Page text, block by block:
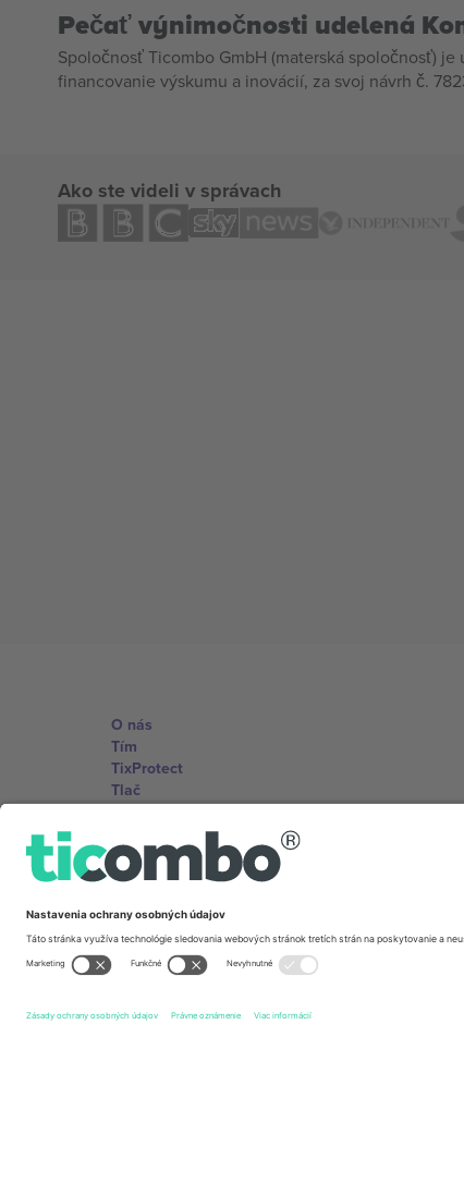
Pečať výnimočnosti udelená
Spoločnosť Ticombo GmbH (materská spoločnosť)
financovanie výskumu a inovácií, za svoj návrh č.
Ako ste videli v správach
O nás
Tím
TixProtect
Tlač
Zmluvné podmienky
Partnerský program